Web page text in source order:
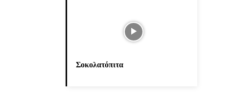
Σοκολατόπιτα